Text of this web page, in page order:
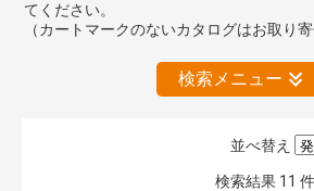
てください。
（カートマークのないカタログはお取り
検索メニュー
並べ替え
検索結果 11 件